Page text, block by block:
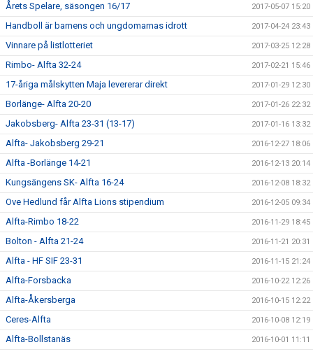
Årets Spelare, säsongen 16/17 2017-05-07 15:20
Handboll är barnens och ungdomarnas idrott 2017-04-24 23:43
Vinnare på listlotteriet 2017-03-25 12:28
Rimbo- Alfta 32-24 2017-02-21 15:46
17-åriga målskytten Maja levererar direkt 2017-01-29 12:30
Borlänge- Alfta 20-20 2017-01-26 22:32
Jakobsberg- Alfta 23-31 (13-17) 2017-01-16 13:32
Alfta- Jakobsberg 29-21 2016-12-27 18:06
Alfta -Borlänge 14-21 2016-12-13 20:14
Kungsängens SK- Alfta 16-24 2016-12-08 18:32
Ove Hedlund får Alfta Lions stipendium 2016-12-05 09:34
Alfta-Rimbo 18-22 2016-11-29 18:45
Bolton - Alfta 21-24 2016-11-21 20:31
Alfta - HF SIF 23-31 2016-11-15 21:24
Alfta-Forsbacka 2016-10-22 12:26
Alfta-Åkersberga 2016-10-15 12:22
Ceres-Alfta 2016-10-08 12:19
Alfta-Bollstanäs 2016-10-01 11:11